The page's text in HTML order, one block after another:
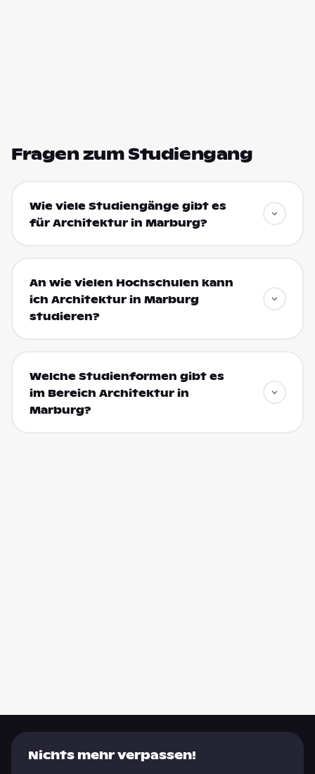
Fragen zum Studiengang
Wie viele Studiengänge gibt es
für Architektur in Marburg?
An wie vielen Hochschulen kann
ich Architektur in Marburg
studieren?
Welche Studienformen gibt es
im Bereich Architektur in
Marburg?
Nichts mehr verpassen!